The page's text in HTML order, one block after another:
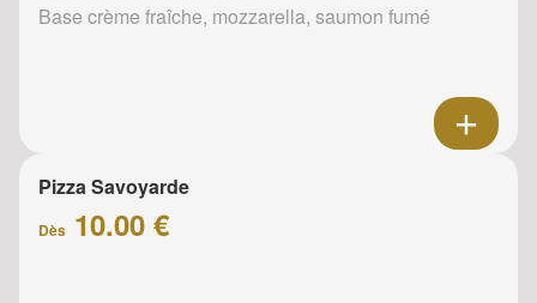
Base crème fraîche, mozzarella, saumon fumé
Pizza Savoyarde
Dès 10.00 €